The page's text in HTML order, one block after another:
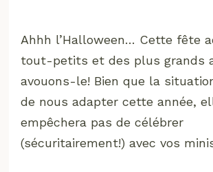
Ahhh l’Halloween… Cette fête
tout-petits et des plus grands
avouons-le! Bien que la
de nous adapter cette année,
empêchera pas de célébrer
(sécuritairement!) avec vos